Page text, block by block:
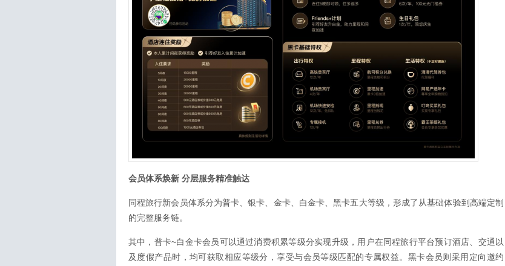
会员体系焕新 分层服务精准触达
同程旅行新会员体系分为普卡、银卡、金卡、白金卡、黑卡五大等级，形成了从基础体验到高端定制
的完整服务链。
其中，普卡~白金卡会员可以通过消费积累等级分实现升级，用户在同程旅行平台预订酒店、交通以
及度假产品时，均可获取相应等级分，享受与会员等级匹配的专属权益。黑卡会员则采用定向邀约